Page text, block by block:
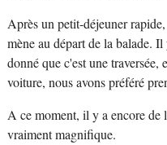
Après un petit-déjeuner
mène au départ de la balade.
donné que c'est une traversée,
voiture, nous avons préféré
A ce moment, il y a encore de
vraiment magnifique.